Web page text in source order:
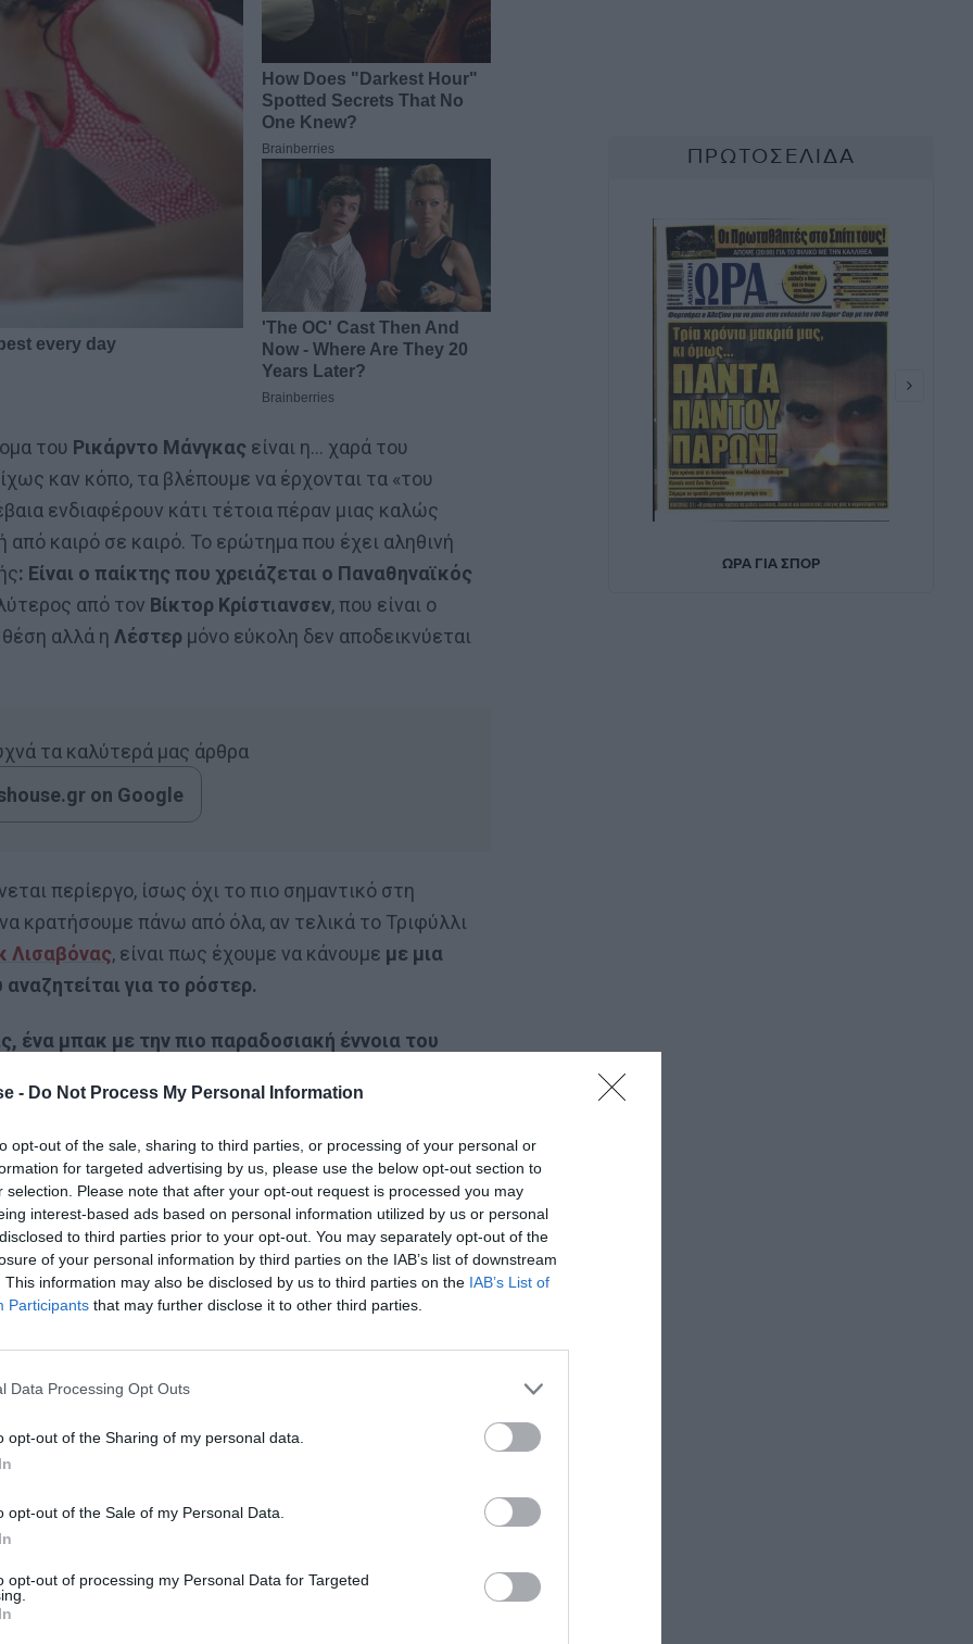
- Do Not Process My Personal Information
opt-out of the sale, sharing to third parties, or processing of your personal or
for targeted advertising by us, please use the below opt-out section to
selection. Please note that after your opt-out request is processed you may
interest-based ads based on personal information utilized by us or personal
to third parties prior to your opt-out. You may separately opt-out of the
of your personal information by third parties on the IAB’s list of downstream
This information may also be disclosed by us to third parties on the IAB’s List of
Participants that may further disclose it to other third parties.
Data Processing Opt Outs
opt-out of the Sharing of my personal data.
opt-out of the Sale of my Personal Data.
opt-out of processing my Personal Data for Targeted
του Ρικάρντο Μάνγκας είναι η… χαρά του
καν κόπο, τα βλέπουμε να έρχονται τα «του
ενδιαφέρουν κάτι τέτοια πέραν μιας καλώς
από καιρό σε καιρό. Το ερώτημα που έχει αληθινή
: Είναι ο παίκτης που χρειάζεται ο Παναθηναϊκός
από τον Βίκτορ Κρίστιανσεν, που είναι ο
θέση αλλά η Λέστερ μόνο εύκολη δεν αποδεικνύεται
τα καλύτερά μας άρθρα
on Google
περίεργο, ίσως όχι το πιο σημαντικό στη
κρατήσουμε πάνω από όλα, αν τελικά το Τριφύλλι
Λισαβόνας, είναι πως έχουμε να κάνουμε με μια
για το ρόστερ.
ένα μπακ με την πιο παραδοσιακή έννοια του
ο Σωτήρης Μήλιος
προσφέρει τα μέγιστα στην αμυντική – τακτική
να γίνεται τρίτο στόπερ σε φάση build up, κάτι που
επιθετικογενές μπακ(έχει άλλωστε αγωνιστεί
αβαντάζ όταν παίζεις πιέζοντας ψηλά – όπως θέλει
στην παραγωγή φάσεων, διαθέτοντας καλή
ότι συνεισφέρει σε γκολ-ασίστ.
του με κυριότερο χάντικαπ το ότι χάνει
Έχει πίστη στις δυνάμεις του, κάτι καλό
περισσότερο τολμηρό από ό,τι θα έπρεπε και